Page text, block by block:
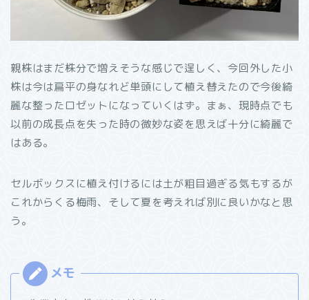
親株はまだ株分で増えそうな感じで逞しく、今回外した小
株は今は扁平の身なれど単頭にして植え替えたので今後綺
麗な整ったロゼットになっていくはず。まぁ、現時点でも
以前の成長点を失った時の微妙な姿を思えば十分に綺麗で
はある。
セルボックスに植え付けるには土が粗目過ぎる気もするが
これからくる梅雨、そして夏を考えれば別に良いかなと思
う。